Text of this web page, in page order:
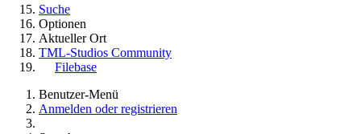
Suche
Optionen
Aktueller Ort
TML-Studios Community
Filebase
Benutzer-Menü
Anmelden oder registrieren